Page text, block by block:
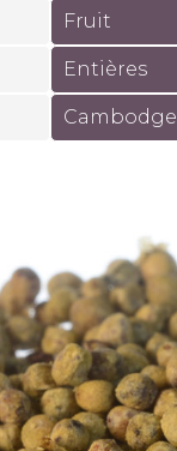
Fruit
Entières
Cambodge